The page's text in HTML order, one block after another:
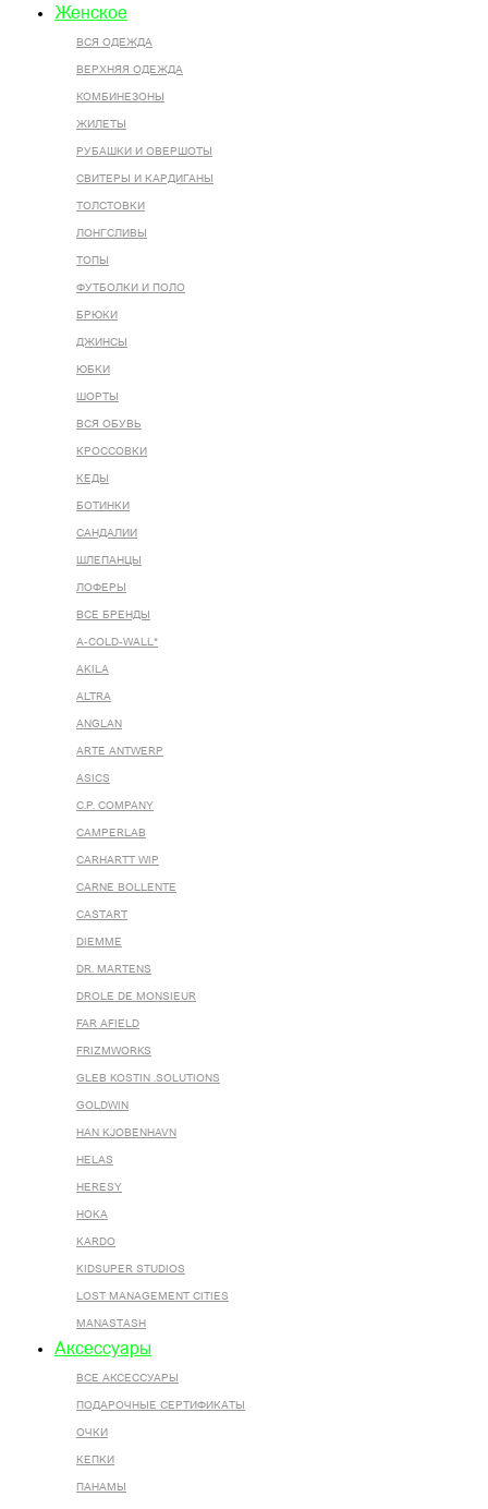
Женское
ВСЯ ОДЕЖДА
ВЕРХНЯЯ ОДЕЖДА
КОМБИНЕЗОНЫ
ЖИЛЕТЫ
РУБАШКИ И ОВЕРШОТЫ
СВИТЕРЫ И КАРДИГАНЫ
ТОЛСТОВКИ
ЛОНГСЛИВЫ
ТОПЫ
ФУТБОЛКИ И ПОЛО
БРЮКИ
ДЖИНСЫ
ЮБКИ
ШОРТЫ
ВСЯ ОБУВЬ
КРОССОВКИ
КЕДЫ
БОТИНКИ
САНДАЛИИ
ШЛЕПАНЦЫ
ЛОФЕРЫ
ВСЕ БРЕНДЫ
A-COLD-WALL*
AKILA
ALTRA
ANGLAN
ARTE ANTWERP
ASICS
C.P. COMPANY
CAMPERLAB
CARHARTT WIP
CARNE BOLLENTE
CASTART
DIEMME
DR. MARTENS
DROLE DE MONSIEUR
FAR AFIELD
FRIZMWORKS
GLEB KOSTIN .SOLUTIONS
GOLDWIN
HAN KJOBENHAVN
HELAS
HERESY
HOKA
KARDO
KIDSUPER STUDIOS
LOST MANAGEMENT CITIES
MANASTASH
Аксессуары
ВСЕ AКСЕССУАРЫ
ПОДАРОЧНЫЕ СЕРТИФИКАТЫ
ОЧКИ
КЕПКИ
ПАНАМЫ